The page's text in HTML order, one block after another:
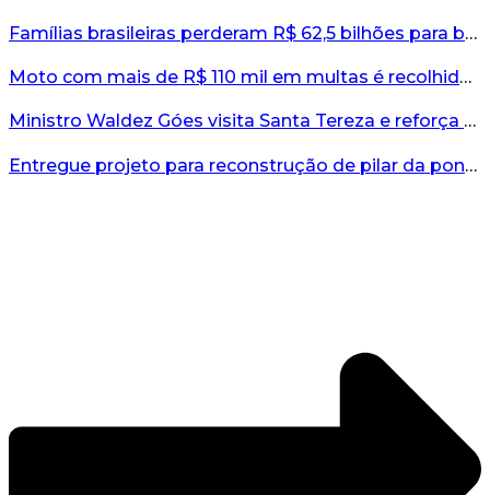
Famílias brasileiras perderam R$ 62,5 bilhões para bets em 2025, diz estudo...
Moto com mais de R$ 110 mil em multas é recolhida no interior do RS...
Ministro Waldez Góes visita Santa Tereza e reforça apoio federal à reconstrução do município...
Entregue projeto para reconstrução de pilar da ponte entre Encantado e Muçum...